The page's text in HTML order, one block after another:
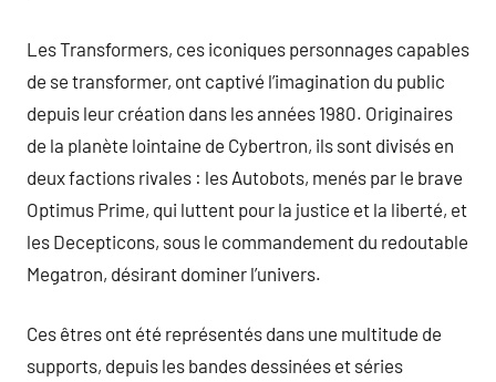
Les Transformers, ces iconiques personnages capables
de se transformer, ont captivé l’imagination du public
depuis leur création dans les années 1980. Originaires
de la planète lointaine de Cybertron, ils sont divisés en
deux factions rivales : les Autobots, menés par le brave
Optimus Prime, qui luttent pour la justice et la liberté, et
les Decepticons, sous le commandement du redoutable
Megatron, désirant dominer l’univers.
Ces êtres ont été représentés dans une multitude de
supports, depuis les bandes dessinées et séries